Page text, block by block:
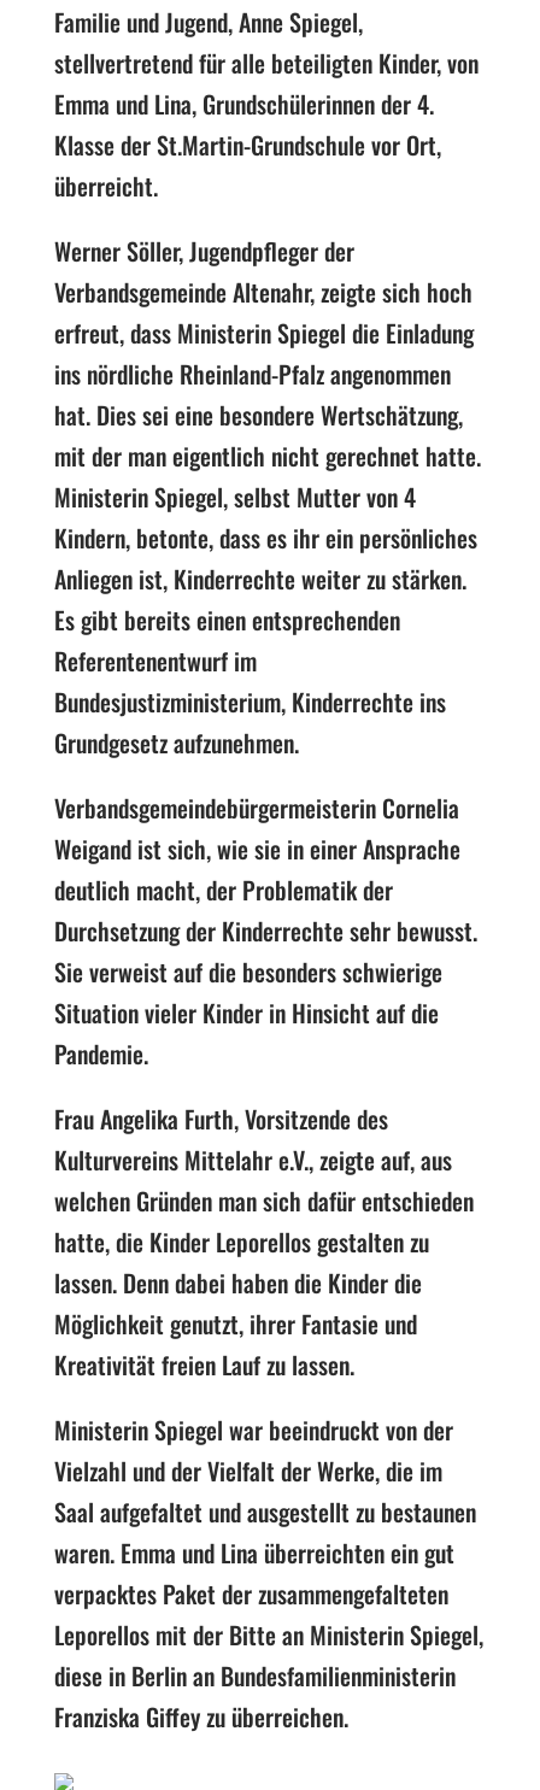
Familie und Jugend, Anne Spiegel,
stellvertretend für alle beteiligten Kinder, von
Emma und Lina, Grundschülerinnen der 4.
Klasse der St.Martin-Grundschule vor Ort,
überreicht.
Werner Söller, Jugendpfleger der
Verbandsgemeinde Altenahr, zeigte sich hoch
erfreut, dass Ministerin Spiegel die Einladung
ins nördliche Rheinland-Pfalz angenommen
hat. Dies sei eine besondere Wertschätzung,
mit der man eigentlich nicht gerechnet hatte.
Ministerin Spiegel, selbst Mutter von 4
Kindern, betonte, dass es ihr ein persönliches
Anliegen ist, Kinderrechte weiter zu stärken.
Es gibt bereits einen entsprechenden
Referentenentwurf im
Bundesjustizministerium, Kinderrechte ins
Grundgesetz aufzunehmen.
Verbandsgemeindebürgermeisterin Cornelia
Weigand ist sich, wie sie in einer Ansprache
deutlich macht, der Problematik der
Durchsetzung der Kinderrechte sehr bewusst.
Sie verweist auf die besonders schwierige
Situation vieler Kinder in Hinsicht auf die
Pandemie.
Frau Angelika Furth, Vorsitzende des
Kulturvereins Mittelahr e.V., zeigte auf, aus
welchen Gründen man sich dafür entschieden
hatte, die Kinder Leporellos gestalten zu
lassen. Denn dabei haben die Kinder die
Möglichkeit genutzt, ihrer Fantasie und
Kreativität freien Lauf zu lassen.
Ministerin Spiegel war beeindruckt von der
Vielzahl und der Vielfalt der Werke, die im
Saal aufgefaltet und ausgestellt zu bestaunen
waren. Emma und Lina überreichten ein gut
verpacktes Paket der zusammengefalteten
Leporellos mit der Bitte an Ministerin Spiegel,
diese in Berlin an Bundesfamilienministerin
Franziska Giffey zu überreichen.